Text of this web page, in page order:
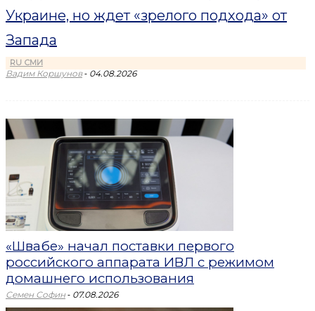
Украине, но ждет «зрелого подхода» от
Запада
RU СМИ
Вадим Коршунов - 04.08.2026
«Швабе» начал поставки первого
российского аппарата ИВЛ с режимом
домашнего использования
Семен Софин - 07.08.2026